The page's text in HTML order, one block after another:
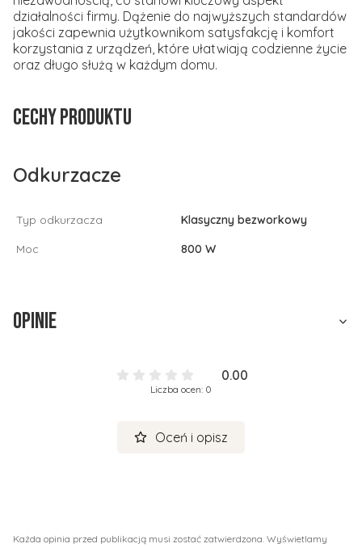
działalności firmy. Dążenie do najwyższych standardów
jakości zapewnia użytkownikom satysfakcję i komfort
korzystania z urządzeń, które ułatwiają codzienne życie
oraz długo służą w każdym domu.
Cechy produktu
Odkurzacze
Typ odkurzacza
Klasyczny bezworkowy
Moc
800 W
Opinie
0.00
Liczba ocen: 0
Oceń i opisz
Każda opinia przed publikacją musi zostać zatwierdzona. Wyświetlamy